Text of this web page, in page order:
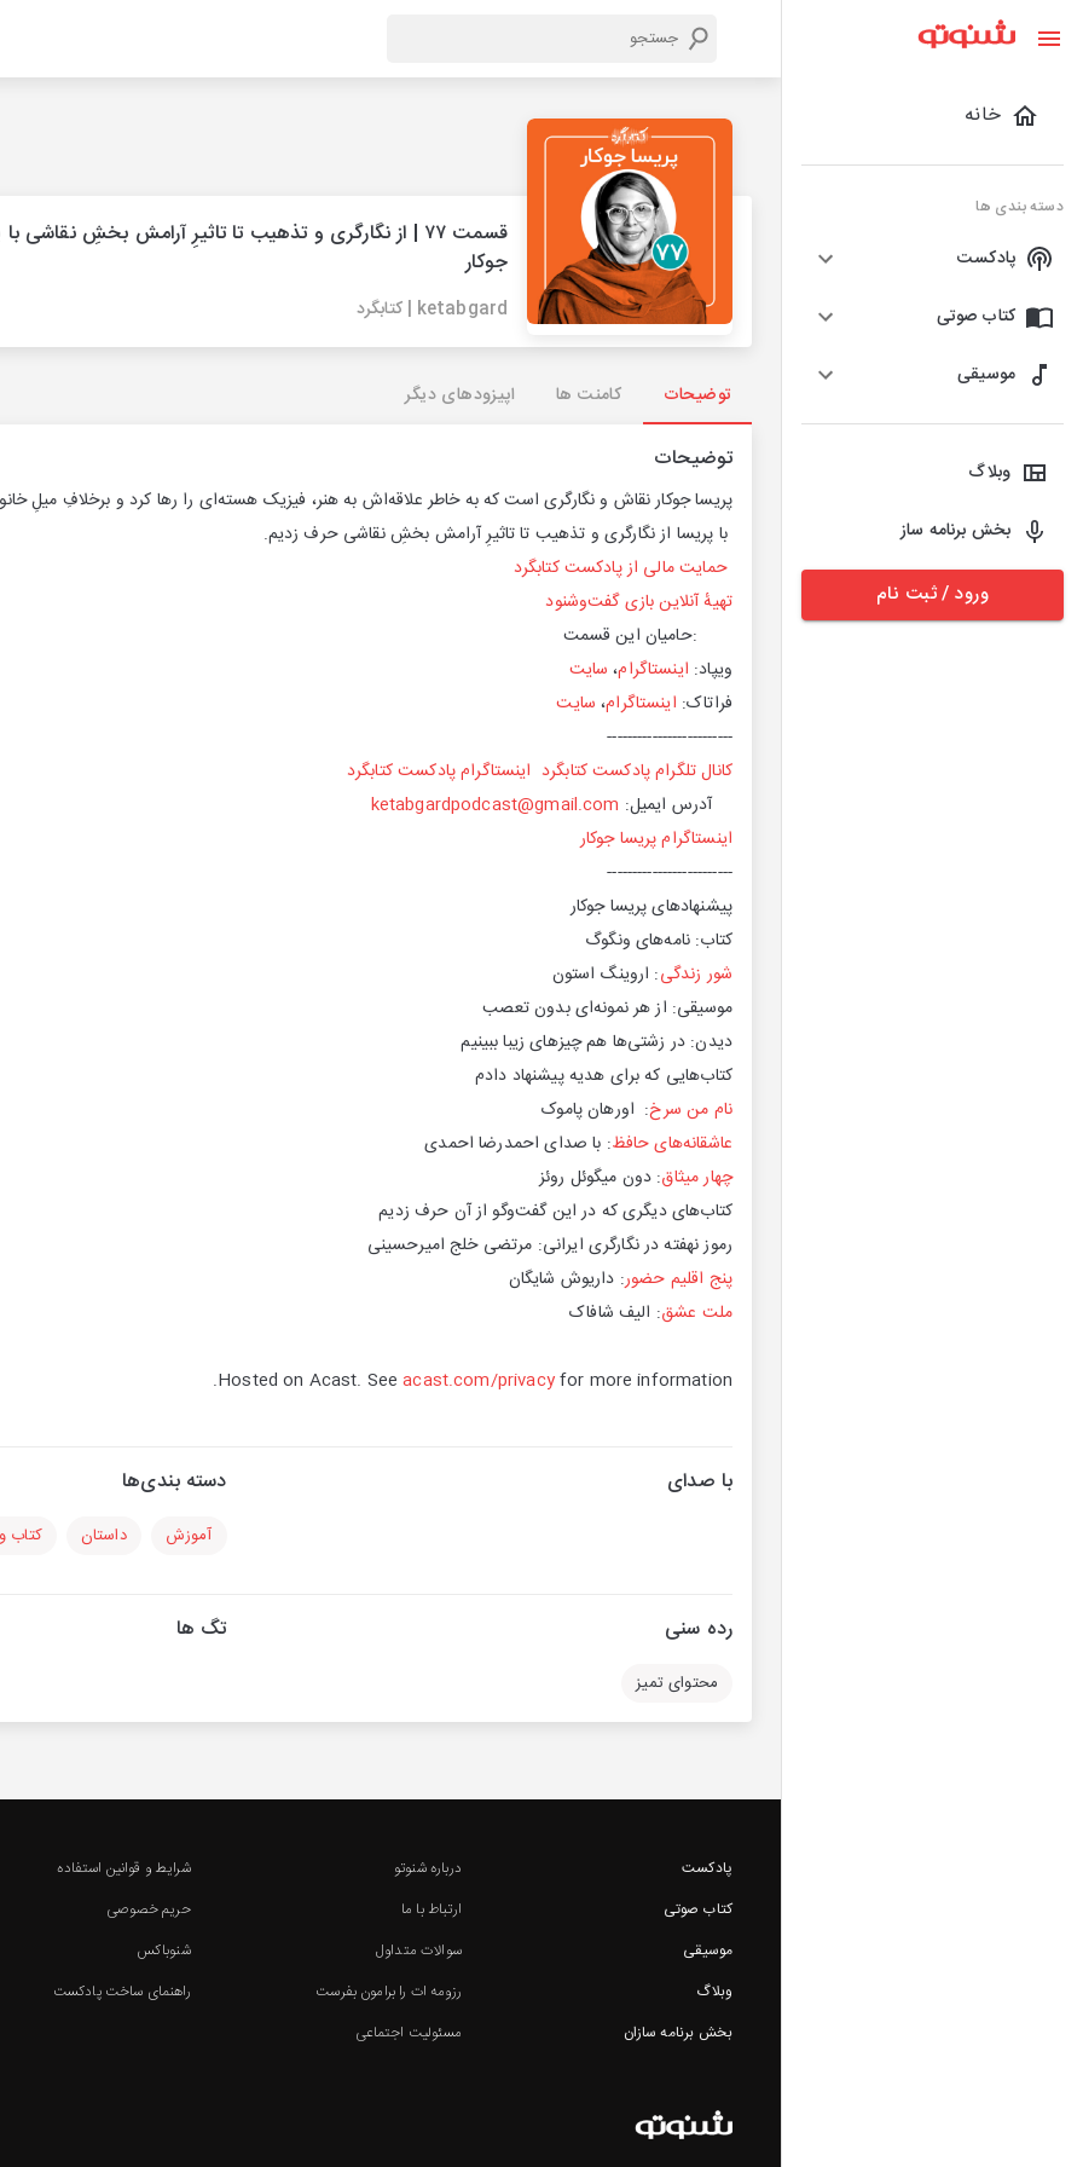
خانه
دسته بندی ها
پادکست
کتاب صوتی
موسیقی
وبلاگ
بخش برنامه ساز
ورود / ثبت نام
قسمت ۷۷ | از نگارگری و تذهیب تا تاثیرِ آرامش بخشِ نقاشی
جوکار
ketabgard | کتابگرد
توضیحات کامنت ها اپیزودهای دیگر
توضیحات
پریسا جوکار نقاش و نگارگری است که به خاطر علاقه‌‌اش به هنر، فیزیک هسته‌ای را رها کرد و برخلافِ میلِ
با پریسا از نگارگری و تذهیب تا تاثیرِ آرامش بخشِ نقاشی حرف زدیم.
حمایت مالی از پادکست کتابگرد
تهیهٔ آنلاین بازی گفت‌وشنود
:حامیان این قسمت
ویپاد: اینستاگرام، سایت
فراتاک: اینستاگرام، سایت
-------------------------
کانال تلگرام پادکست کتابگرد اینستاگرام پادکست کتابگرد
آدرس ایمیل: ketabgardpodcast@gmail.com
اینستاگرام پریسا جوکار
-------------------------
پیشنهادهای پریسا جوکار
کتاب: نامه‌های ونگوگ
شور زندگی: اروینگ استون
موسیقی: از هر نمونه‌ای بدون تعصب
دیدن: در زشتی‌ها هم چیزهای زیبا ببینیم
کتاب‌هایی که برای هدیه پیشنهاد دادم
نام من سرخ: اورهان پاموک
عاشقانه‌های حافظ: با صدای احمدرضا احمدی
چهار میثاق: دون میگوئل روئز
کتاب‌های دیگری که در این گفت‌وگو از آن حرف زدیم
رموز نهفته در نگارگری ایرانی: مرتضی خلج امیرحسینی
پنج اقلیم حضور: داریوش شایگان
ملت عشق: الیف شافاک
Hosted on Acast. Seeacast.com/privacyfor more information.
با صدای دسته بندی‌ها
آموزش داستان کتاب
رده سنی
محتوای تمیز
تگ ها
پادکست
کتاب صوتی
موسیقی
وبلاگ
بخش برنامه سازان
درباره شنوتو
ارتباط با ما
سوالات متداول
رزومه ات را برامون بفرست
مسئولیت اجتماعی
شرایط و قوانین استفاده
حریم خصوصی
شنوباکس
راهنمای ساخت پادکست